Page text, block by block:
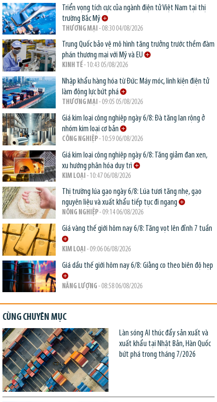
Triển vọng tích cực của ngành điện tử Việt Nam tại thị
trường Bắc Mỹ
THƯƠNG MẠI - 08:30 04/08/2026
Trung Quốc bảo vệ mô hình tăng trưởng trước thềm đàm
phán thương mại với Mỹ và EU
KINH TẾ- 10:43 05/08/2026
Nhập khẩu hàng hóa từ Đức: Máy móc, linh kiện điện tử
làm động lực bứt phá
THƯƠNG MẠI - 09:05 05/08/2026
Giá kim loại công nghiệp ngày 6/8: Đà tăng lan rộng ở
nhóm kim loại cơ bản
CÔNG NGHIỆP- 10:59 06/08/2026
Giá kim loại công nghiệp ngày 6/8: Tăng giảm đan xen,
xu hướng phân hóa duy trì
KIM LOẠI - 10:47 06/08/2026
Thị trường lúa gạo ngày 6/8: Lúa tươi tăng nhẹ, gạo
nguyên liệu và xuất khẩu tiếp tục đi ngang
NÔNG NGHIỆP- 09:14 06/08/2026
Giá vàng thế giới hôm nay 6/8: Tăng vọt lên đỉnh 7 tuần
KIM LOẠI - 09:06 06/08/2026
Giá dầu thế giới hôm nay 6/8: Giằng co theo biên độ hẹp
NĂNG LƯỢNG - 08:58 06/08/2026
CÙNG CHUYÊN MỤC
Làn sóng AI thúc đẩy sản xuất và
xuất khẩu tại Nhật Bản, Hàn Quốc
bứt phá trong tháng 7/2026